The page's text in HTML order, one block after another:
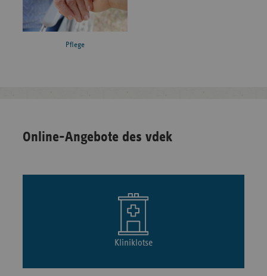
Pflege
Online-Angebote des vdek
Kliniklotse